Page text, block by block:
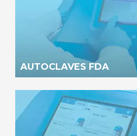
AUTOCLAVES FDA